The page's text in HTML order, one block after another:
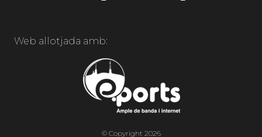
Web allotjada amb:
© Copyright 2026